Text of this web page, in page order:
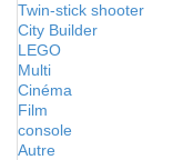
Twin-stick shooter
City Builder
LEGO
Multi
Cinéma
Film
console
Autre